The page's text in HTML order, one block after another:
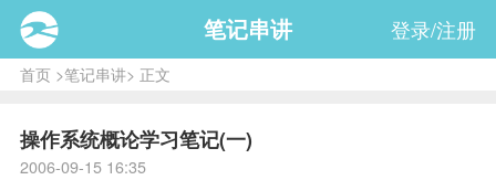
笔记串讲 登录/注册
首页>笔记串讲> 正文
操作系统概论学习笔记(一)
2006-09-15 16:35